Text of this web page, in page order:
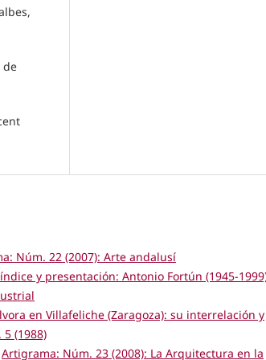
de
Núm. 22 (2007): Arte andalusí
y presentación: Antonio Fortún (1945-
en Villafeliche (Zaragoza): su interrelación y
(1988)
Artigrama: Núm. 23 (2008): La Arquitectura en la